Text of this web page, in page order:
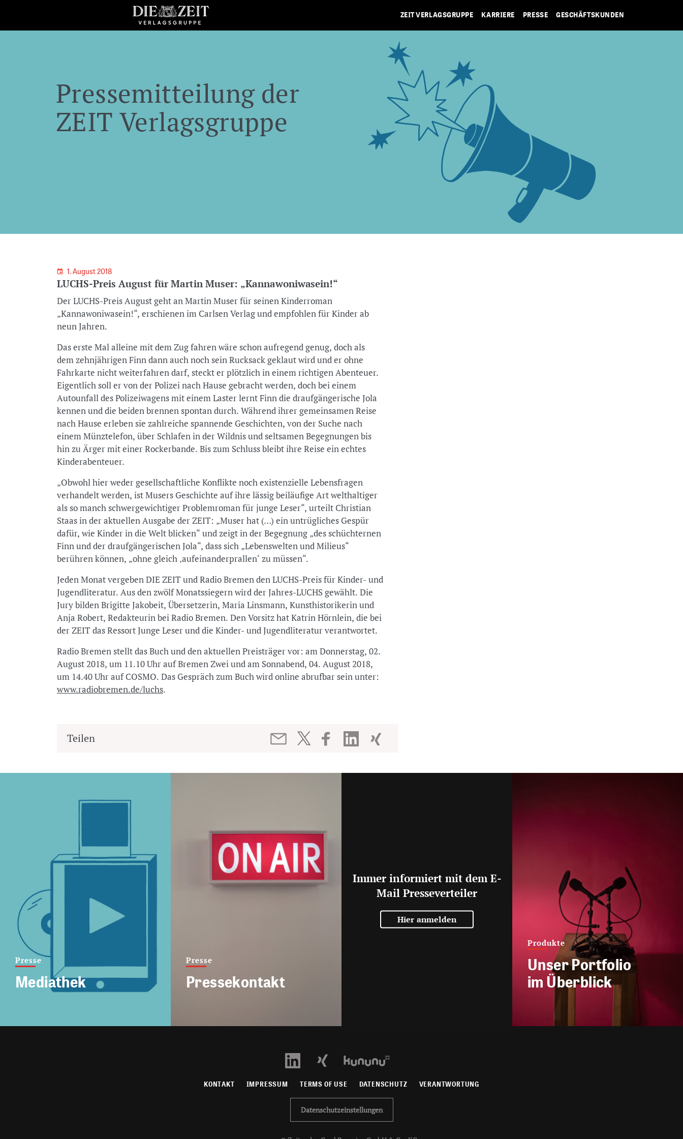
ZEIT VERLAGSGRUPPE KARRIERE PRESSE GESCHÄFTSKUNDEN
Pressemitteilung der
ZEIT Verlagsgruppe
1. August 2018
LUCHS-Preis August für Martin Muser: „Kannawoniwasein!“
Der LUCHS-Preis August geht an Martin Muser für seinen Kinderroman
„Kannawoniwasein!“, erschienen im Carlsen Verlag und empfohlen für Kinder ab
neun Jahren.
Das erste Mal alleine mit dem Zug fahren wäre schon aufregend genug, doch als
dem zehnjährigen Finn dann auch noch sein Rucksack geklaut wird und er ohne
Fahrkarte nicht weiterfahren darf, steckt er plötzlich in einem richtigen Abenteuer.
Eigentlich soll er von der Polizei nach Hause gebracht werden, doch bei einem
Autounfall des Polizeiwagens mit einem Laster lernt Finn die draufgängerische Jola
kennen und die beiden brennen spontan durch. Während ihrer gemeinsamen Reise
nach Hause erleben sie zahlreiche spannende Geschichten, von der Suche nach
einem Münztelefon, über Schlafen in der Wildnis und seltsamen Begegnungen bis
hin zu Ärger mit einer Rockerbande. Bis zum Schluss bleibt ihre Reise ein echtes
Kinderabenteuer.
„Obwohl hier weder gesellschaftliche Konflikte noch existenzielle Lebensfragen
verhandelt werden, ist Musers Geschichte auf ihre lässig beiläufige Art welthaltiger
als so manch schwergewichtiger Problemroman für junge Leser“, urteilt Christian
Staas in der aktuellen Ausgabe der ZEIT: „Muser hat (…) ein untrügliches Gespür
dafür, wie Kinder in die Welt blicken“ und zeigt in der Begegnung „des schüchternen
Finn und der draufgängerischen Jola“, dass sich „Lebenswelten und Milieus“
berühren können, „ohne gleich ‚aufeinanderprallen‘ zu müssen“.
Jeden Monat vergeben DIE ZEIT und Radio Bremen den LUCHS-Preis für Kinder- und
Jugendliteratur. Aus den zwölf Monatssiegern wird der Jahres-LUCHS gewählt. Die
Jury bilden Brigitte Jakobeit, Übersetzerin, Maria Linsmann, Kunsthistorikerin und
Anja Robert, Redakteurin bei Radio Bremen. Den Vorsitz hat Katrin Hörnlein, die bei
der ZEIT das Ressort Junge Leser und die Kinder- und Jugendliteratur verantwortet.
Radio Bremen stellt das Buch und den aktuellen Preisträger vor: am Donnerstag, 02.
August 2018, um 11.10 Uhr auf Bremen Zwei und am Sonnabend, 04. August 2018,
um 14.40 Uhr auf COSMO. Das Gespräch zum Buch wird online abrufbar sein unter:
www.radiobremen.de/luchs.
Teilen
Presse
Mediathek
Presse
Pressekontakt
Immer informiert mit dem E-
Mail Presseverteiler
Hier anmelden
Produkte
Unser Portfolio
im Überblick
KONTAKT IMPRESSUM TERMS OF USE DATENSCHUTZ VERANTWORTUNG
Datenschutzeinstellungen